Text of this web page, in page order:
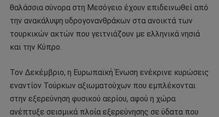
θαλάσσια σύνορα στη Μεσόγειο έχουν επιδεινωθεί από
την ανακάλυψη υδρογονανθράκων στα ανοικτά των
τουρκικών ακτών που γειτνιάζουν με ελληνικά νησιά
και την Κύπρο.
Τον Δεκέμβριο, η Ευρωπαϊκή Ένωση ενέκρινε κυρώσεις
εναντίον Τούρκων αξιωματούχων που εμπλέκονται
στην εξερεύνηση φυσικού αερίου, αφού η χώρα
ανέπτυξε σεισμικά πλοία εξερεύνησης σε ύδατα που